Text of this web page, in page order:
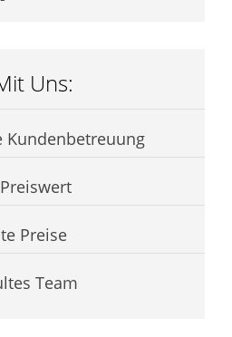
Uns:
Kundenbetreuung
Preise
Team